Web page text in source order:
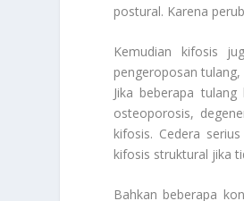
postural. Karena
Kemudian kifosis
pengeroposan
Jika beberapa
osteoporosis,
kifosis. Cedera
kifosis struktural jika
Bahkan beberapa